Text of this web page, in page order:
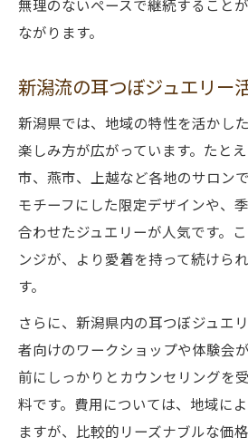
無理のないペースで継続すること
ながります。
新潟流の耳つぼジュエリー
新潟県では、地域の特性を活かし
楽しみ方が広がっています。たと
市、燕市、上越など各地のサロン
モチーフにした限定デザインや、
合わせたジュエリーが人気です。
ンジが、より愛着を持って続けら
す。
さらに、新潟県内の耳つぼジュエ
者向けのワークショップや体験会
前にしっかりとカウンセリングを
料です。費用については、地域に
ますが、比較的リーズナブルな価